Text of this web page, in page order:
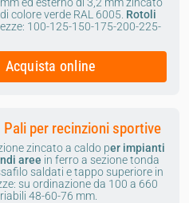
colore verde RAL 6005. Rotoli
100-125-150-175-200-225-
Acquista online
Pali per recinzioni sportive
zincato a caldo per impianti
aree in ferro a sezione tonda
saldati e tappo superiore in
su ordinazione da 100 a 660
48-60-76 mm.